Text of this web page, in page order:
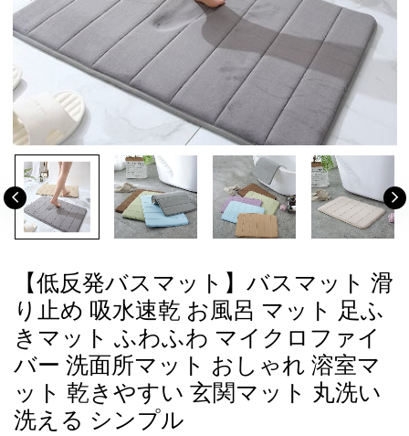
【低反発バスマット】バスマット 滑
り止め 吸水速乾 お風呂 マット 足ふ
きマット ふわふわ マイクロファイ
バー 洗面所マット おしゃれ 溶室マ
ット 乾きやすい 玄関マット 丸洗い
洗える シンプル